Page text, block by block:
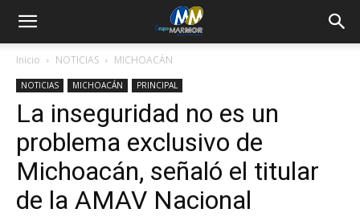
Inicio NOTICIAS MICHOACÁN
NOTICIAS MICHOACÁN PRINCIPAL
La inseguridad no es un
problema exclusivo de
Michoacán, señaló el titular
de la AMAV Nacional